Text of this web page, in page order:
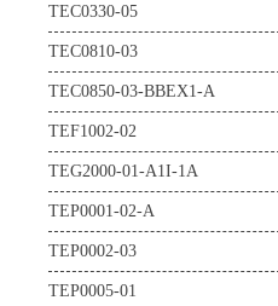
TEC0330-05
TEC0810-03
TEC0850-03-BBEX1-A
TEF1002-02
TEG2000-01-A1I-1A
TEP0001-02-A
TEP0002-03
TEP0005-01